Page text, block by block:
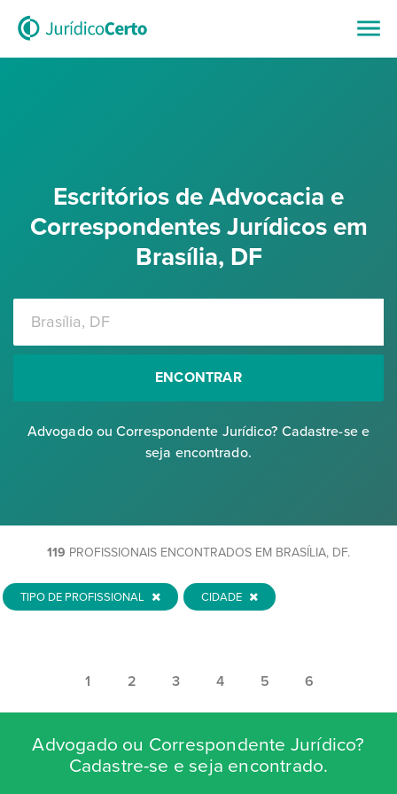
Escritórios de Advocacia e
Correspondentes Jurídicos em
Brasília, DF
ENCONTRAR
Advogado ou Correspondente Jurídico? Cadastre-se e
seja encontrado.
119 PROFISSIONAIS ENCONTRADOS EM BRASÍLIA, DF.
TIPO DE PROFISSIONAL CIDADE
1 2 3 4 5 6
Advogado ou Correspondente Jurídico?
Cadastre-se e seja encontrado.